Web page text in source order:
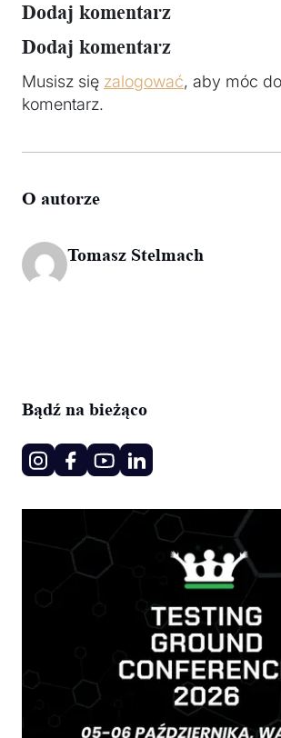
Dodaj komentarz
Dodaj komentarz
Musisz się zalogować, aby móc
komentarz.
O autorze
Tomasz Stelmach
Bądź na bieżąco